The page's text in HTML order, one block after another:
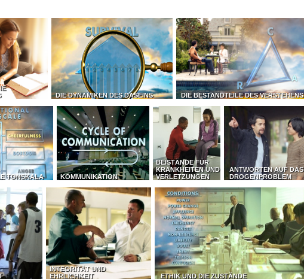
DIE DYNAMIKEN DES DASEINS DIE BESTANDTEILE DES VERSTEHENS
TONSKALA KOMMUNIKATION
BEISTÄNDE FÜR
KRANKHEITEN UND
VERLETZUNGEN
ANTWORTEN AUF DAS
DROGENPROBLEM
INTEGRITÄT UND
EHRLICHKEIT
ETHIK UND DIE ZUSTÄNDE